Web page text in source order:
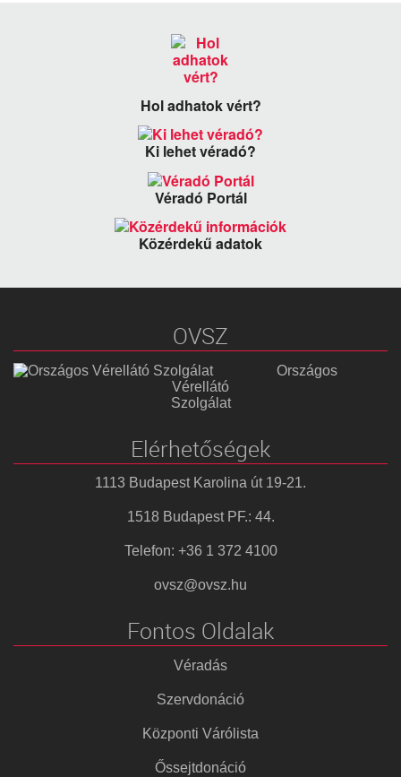
Hol adhatok vért?
Ki lehet véradó?
Véradó Portál
Közérdekű adatok
OVSZ
Országos
Vérellátó
Szolgálat
Elérhetőségek
1113 Budapest Karolina út 19-21.
1518 Budapest PF.: 44.
Telefon: +36 1 372 4100
ovsz@ovsz.hu
Fontos Oldalak
Véradás
Szervdonáció
Központi Várólista
Őssejtdonáció